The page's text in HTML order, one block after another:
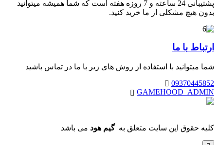
پشتیبانی 24 ساعته و 7 روزه هفته است که شما همیشه میتوانید
بدون هیچ مشکلی از ما خرید کنید.
ارتباط با ما
شما میتوانید با استفاده از روش های زیر با ما در تماس باشید
09370445852
GAMEHOOD_ADMIN
کلیه حقوق این سایت متعلق بهگیم هود می باشد